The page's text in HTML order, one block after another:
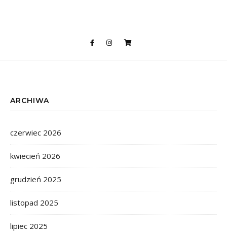
ARCHIWA
czerwiec 2026
kwiecień 2026
grudzień 2025
listopad 2025
lipiec 2025